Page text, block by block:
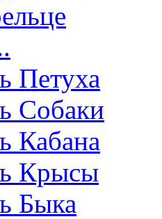
Петуха
Собаки
Кабана
Крысы
Быка